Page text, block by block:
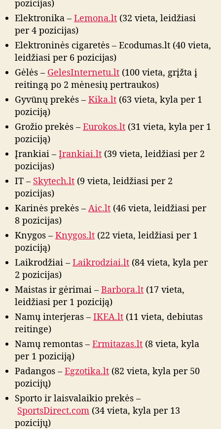
pozicijas)
Elektronika – Lemona.lt (32 vieta, leidžiasi
per 4 pozicijas)
Elektroninės cigaretės – Ecodumas.lt (40 vieta,
leidžiasi per 6 pozicijas)
Gėlės – GelesInternetu.lt (100 vieta, grįžta į
reitingą po 2 mėnesių pertraukos)
Gyvūnų prekės – Kika.lt (63 vieta, kyla per 1
poziciją)
Grožio prekės – Eurokos.lt (31 vieta, kyla per 1
poziciją)
Įrankiai – Įrankiai.lt (39 vieta, leidžiasi per 2
pozicijas)
IT – Skytech.lt (9 vieta, leidžiasi per 2
pozicijas)
Karinės prekės – Aic.lt (46 vieta, leidžiasi per
8 pozicijas)
Knygos – Knygos.lt (22 vieta, leidžiasi per 1
poziciją)
Laikrodžiai – Laikrodziai.lt (84 vieta, kyla per
2 pozicijas)
Maistas ir gėrimai – Barbora.lt (17 vieta,
leidžiasi per 1 poziciją)
Namų interjeras – IKEA.lt (11 vieta, debiutas
reitinge)
Namų remontas – Ermitazas.lt (8 vieta, kyla
per 1 poziciją)
Padangos – Egzotika.lt (82 vieta, kyla per 50
pozicijų)
Sporto ir laisvalaikio prekės –
SportsDirect.com (34 vieta, kyla per 13
pozicijų)